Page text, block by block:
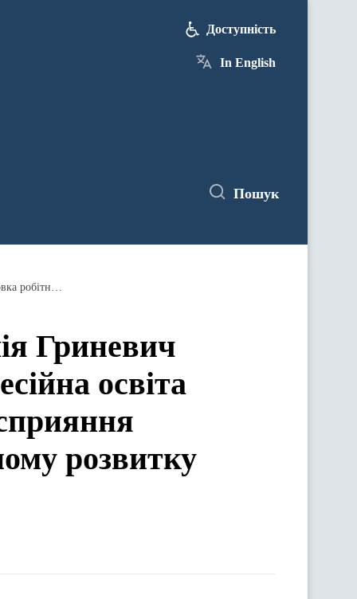
Доступність
In English
Пошук
4 квітня Володимир Гройсман та Лілія Гриневич візьмуть участь у конференції "Професійна освіта та підготовка робітничих кадрів: сприяння соціально-економічному та регіональному розвитку України"
Гриневич
освіта
розвитку